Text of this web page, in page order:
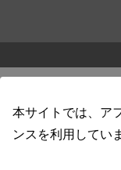
本サイトでは、ア
ンスを利用してい